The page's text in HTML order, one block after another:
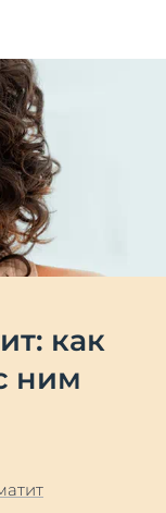
как
ним